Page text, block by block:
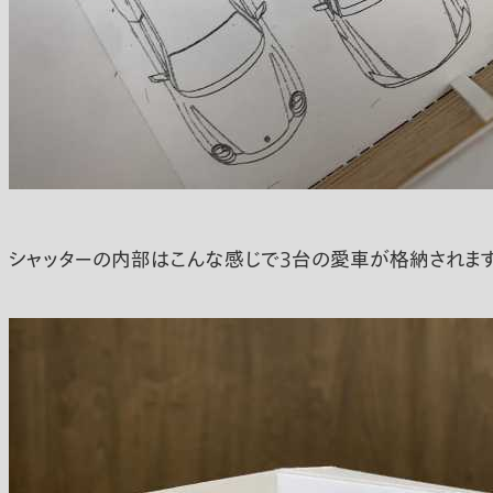
シャッターの内部はこんな感じで3台の愛車が格納されま